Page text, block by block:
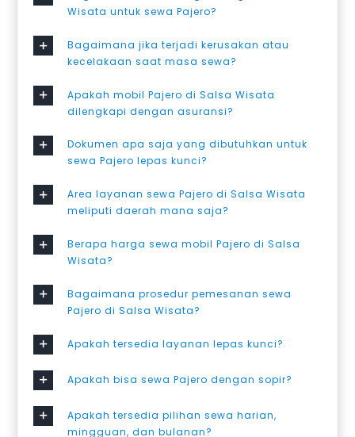
Wisata untuk sewa Pajero?
Bagaimana jika terjadi kerusakan atau
kecelakaan saat masa sewa?
Apakah mobil Pajero di Salsa Wisata
dilengkapi dengan asuransi?
Dokumen apa saja yang dibutuhkan untuk
sewa Pajero lepas kunci?
Area layanan sewa Pajero di Salsa Wisata
meliputi daerah mana saja?
Berapa harga sewa mobil Pajero di Salsa
Wisata?
Bagaimana prosedur pemesanan sewa
Pajero di Salsa Wisata?
Apakah tersedia layanan lepas kunci?
Apakah bisa sewa Pajero dengan sopir?
Apakah tersedia pilihan sewa harian,
mingguan, dan bulanan?